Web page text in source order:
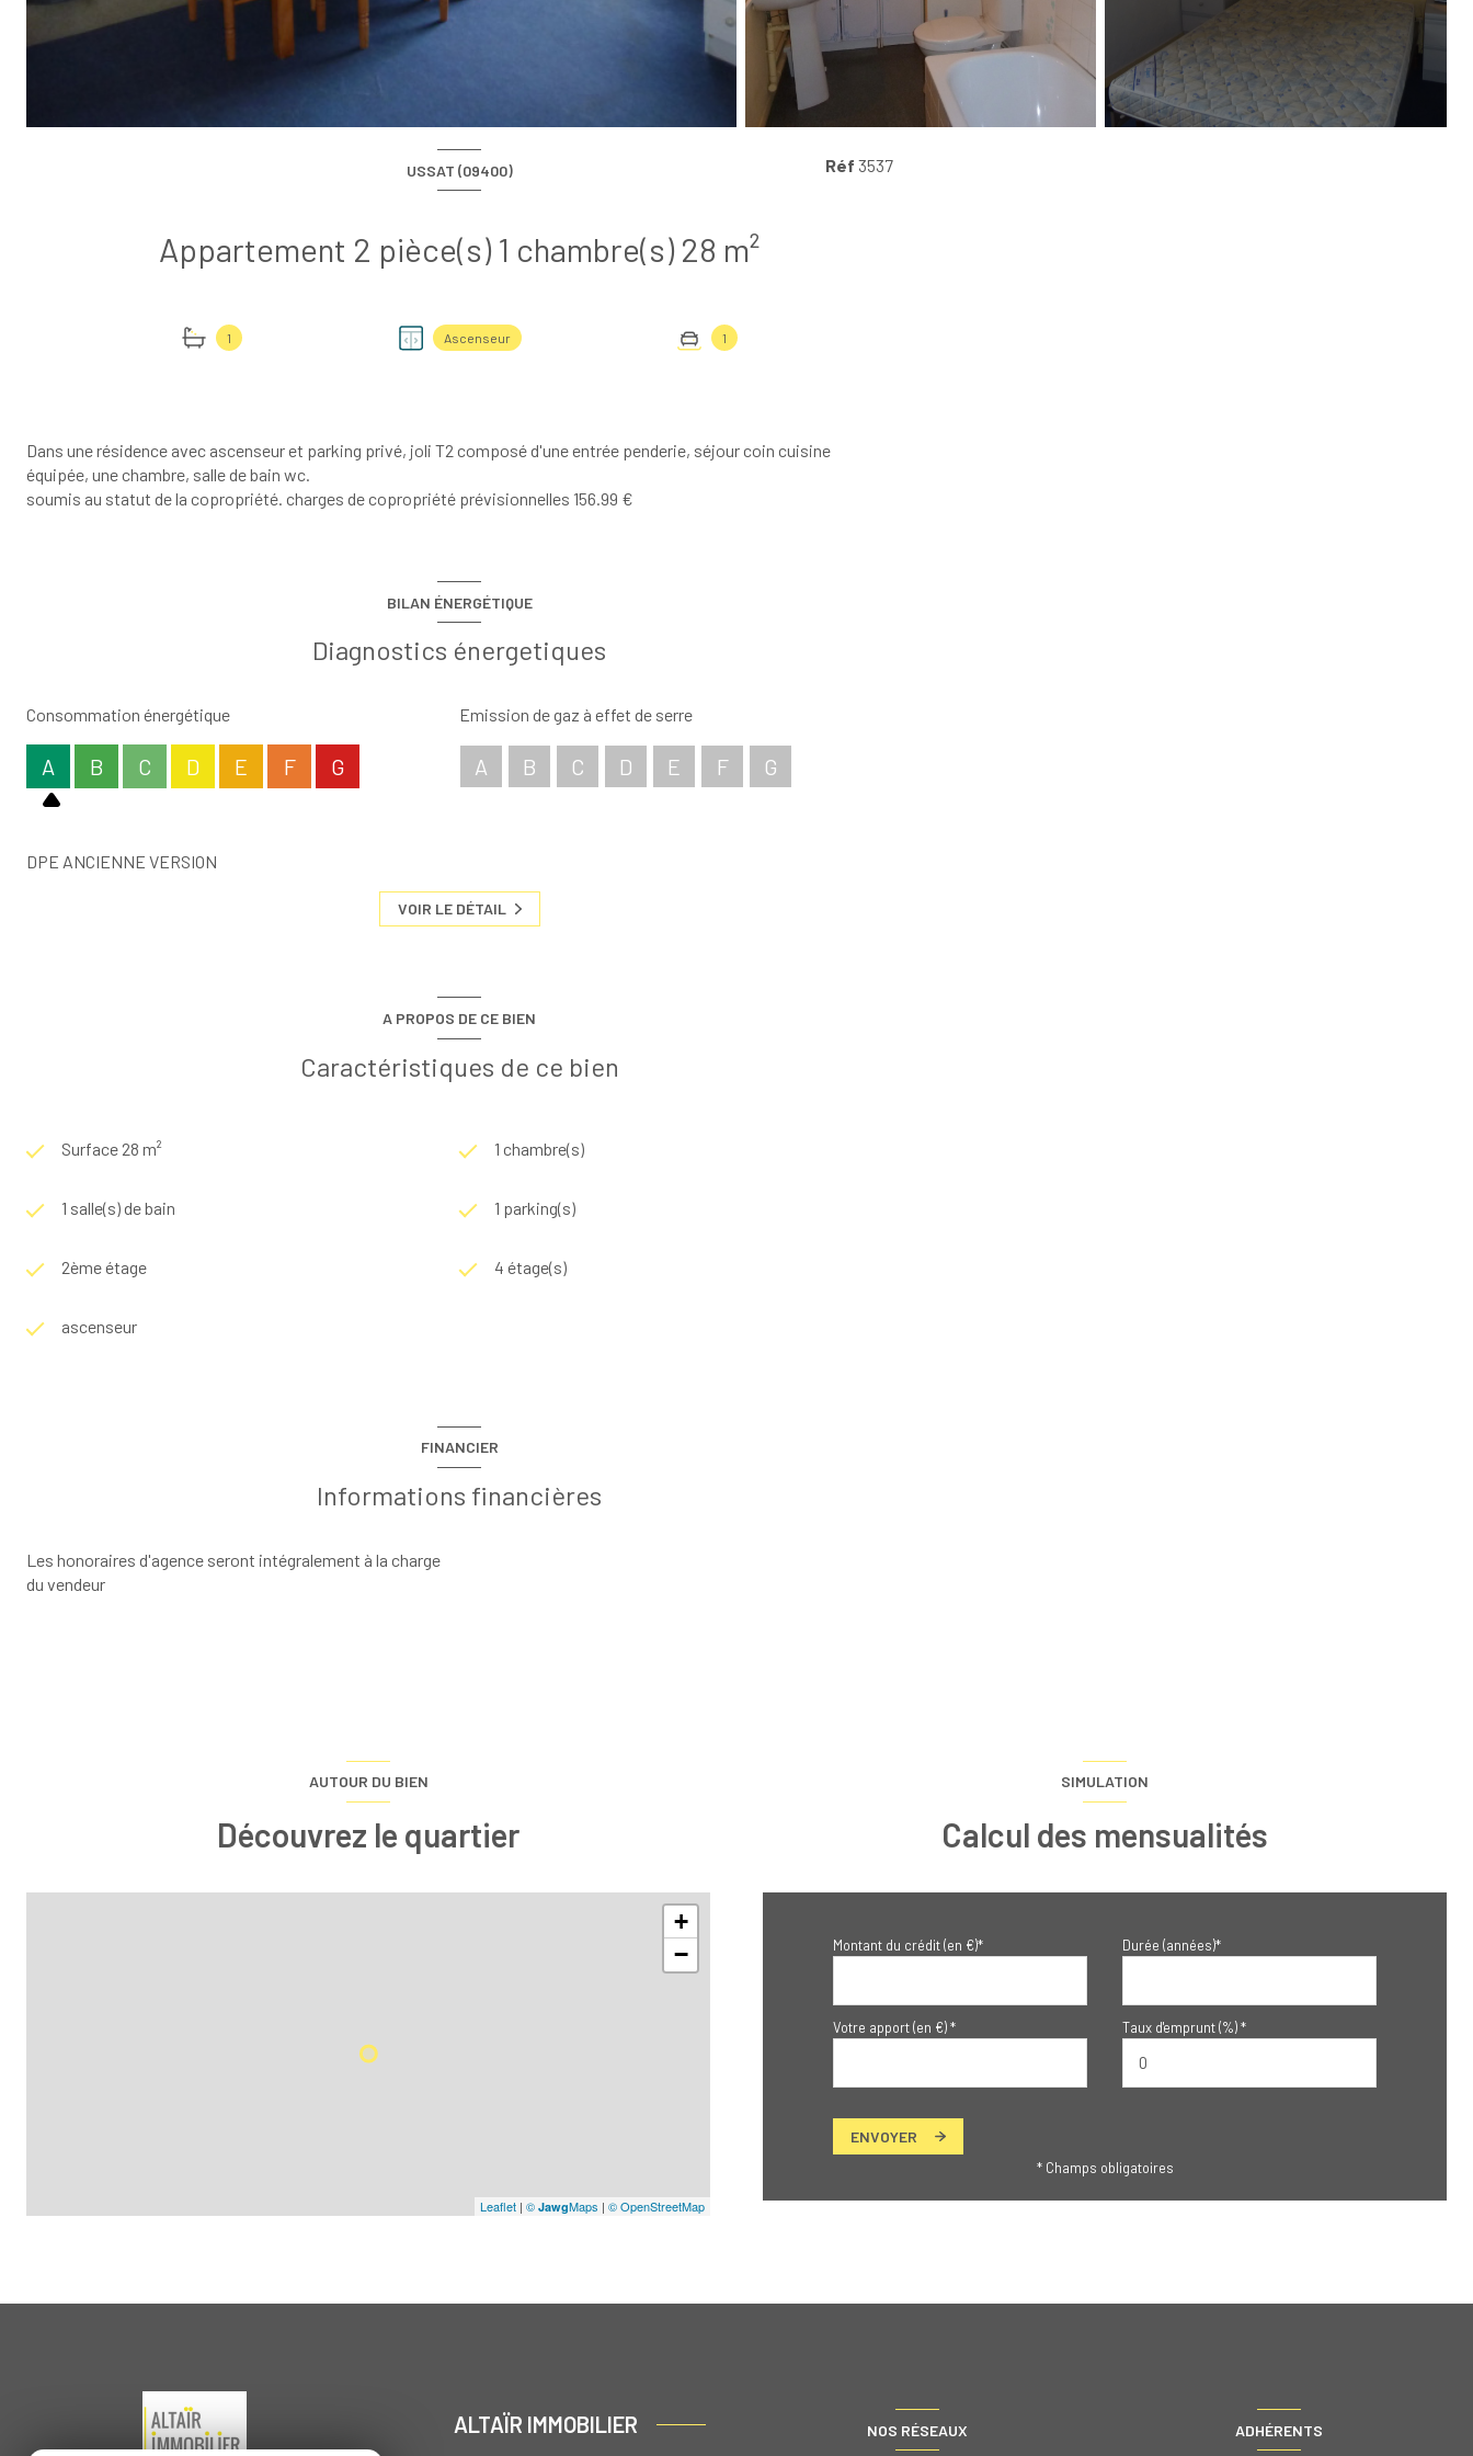
USSAT (09400)
Appartement 2 pièce(s) 1 chambre(s) 28 m²
1 Ascenseur 1
Réf 3537
Dans une résidence avec ascenseur et parking privé, joli T2 composé d'une entrée penderie, séjour coin cuisine
équipée, une chambre, salle de bain wc.
soumis au statut de la copropriété. charges de copropriété prévisionnelles 156.99 €
BILAN ÉNERGÉTIQUE
Diagnostics énergetiques
Consommation énergétique
A B C D E F G
Emission de gaz à effet de serre
A B C D E F G
DPE ANCIENNE VERSION
VOIR LE DÉTAIL
A PROPOS DE CE BIEN
Caractéristiques de ce bien
Surface 28 m² 1 chambre(s)
1 salle(s) de bain 1 parking(s)
2ème étage 4 étage(s)
ascenseur
FINANCIER
Informations financières
Les honoraires d'agence seront intégralement à la charge
du vendeur
AUTOUR DU BIEN
Découvrez le quartier
+
−
Leaflet | © JawgMaps | © OpenStreetMap
SIMULATION
Calcul des mensualités
Montant du crédit (en €)* Durée (années)*
Votre apport (en €) * Taux d'emprunt (%) *
ENVOYER
* Champs obligatoires
ALTAÏR IMMOBILIER NOS RÉSEAUX ADHÉRENTS